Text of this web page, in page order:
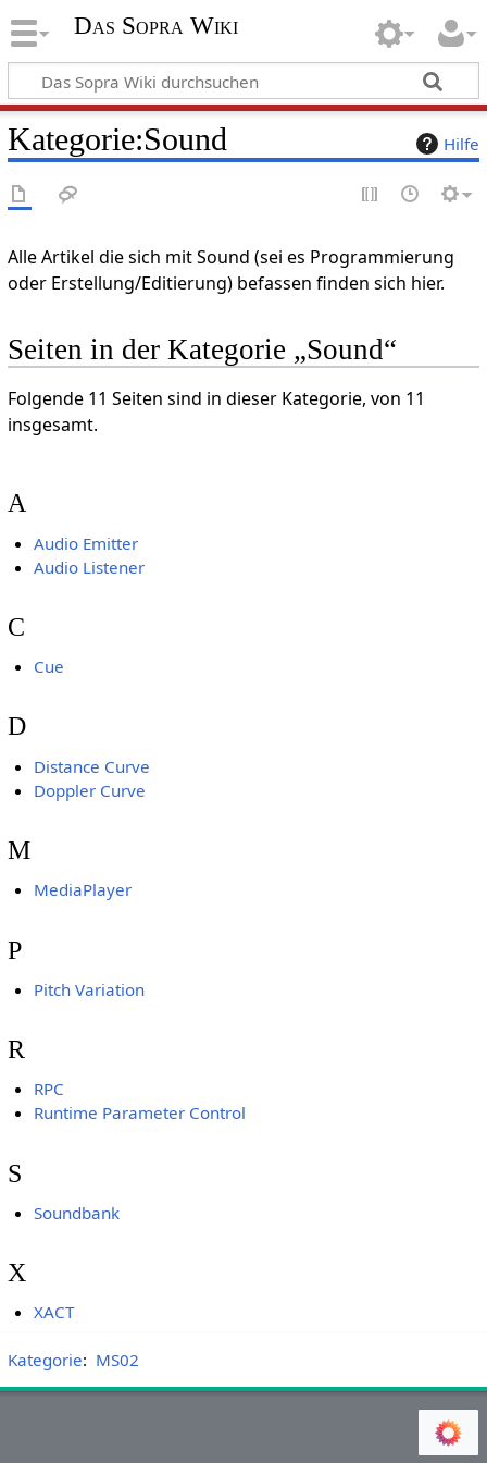
Das Sopra Wiki
Hilfe
Kategorie:Sound
Alle Artikel die sich mit Sound (sei es Programmierung
oder Erstellung/Editierung) befassen finden sich hier.
Seiten in der Kategorie „Sound“
Folgende 11 Seiten sind in dieser Kategorie, von 11
insgesamt.
A
Audio Emitter
Audio Listener
C
Cue
D
Distance Curve
Doppler Curve
M
MediaPlayer
P
Pitch Variation
R
RPC
Runtime Parameter Control
S
Soundbank
X
XACT
Kategorie: MS02